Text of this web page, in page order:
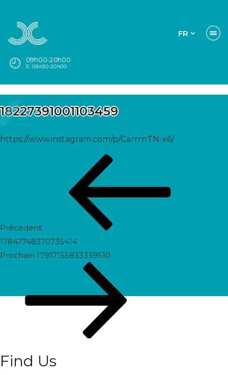
FR
09h00-20h00
E. 08h30-20h00
18227391001103459
https://www.instagram.com/p/CarrrnTN-x6/
Précédent
17847748370735414
Prochain
Prochain 17917155833339510
Find Us